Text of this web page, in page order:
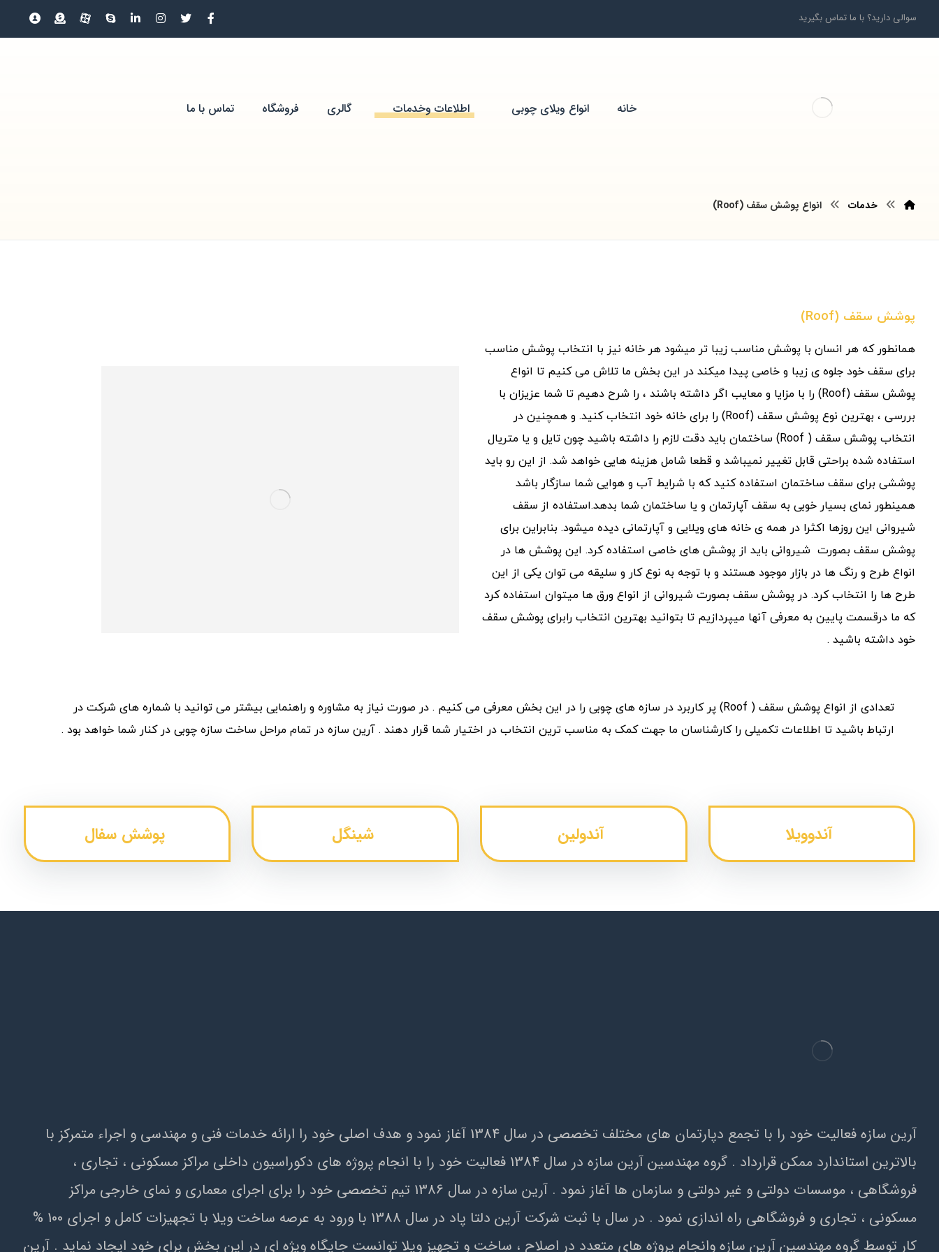
سوالی دارید؟ با ما تماس بگیرید
خانه انواع ویلای چوبی اطلاعات وخدمات گالری فروشگاه تماس با ما
خدمات انواع پوشش سقف (Roof)
پوشش سقف (Roof)
همانطور که هر انسان با پوشش مناسب زیبا تر میشود هر خانه نیز با انتخاب پوشش مناسب
برای سقف خود جلوه ی زیبا و خاصی پیدا میکند در این بخش ما تلاش می کنیم تا انواع
پوشش سقف (Roof) را با مزایا و معایب اگر داشته باشند ، را شرح دهیم تا شما عزیزان با
بررسی ، بهترین نوع پوشش سقف (Roof) را برای خانه خود انتخاب کنید. و همچنین در
انتخاب پوشش سقف ( Roof) ساختمان باید دقت لازم را داشته باشید چون تایل و یا متریال
استفاده شده براحتی قابل تغییر نمیباشد و قطعا شامل هزینه هایی خواهد شد. از این رو باید
پوششی برای سقف ساختمان استفاده کنید که با شرایط آب و هوایی شما سازگار باشد
همینطور نمای بسیار خوبی به سقف آپارتمان و یا ساختمان شما بدهد.استفاده از سقف
شیروانی این روزها اکثرا در همه ی خانه های ویلایی و آپارتمانی دیده میشود. بنابراین برای
پوشش سقف بصورت شیروانی باید از پوشش های خاصی استفاده کرد. این پوشش ها در
انواع طرح و رنگ ها در بازار موجود هستند و با توجه به نوع کار و سلیقه می توان یکی از این
طرح ها را انتخاب کرد. در پوشش سقف بصورت شیروانی از انواع ورق ها میتوان استفاده کرد
که ما درقسمت پایین به معرفی آنها میپردازیم تا بتوانید بهترین انتخاب رابرای پوشش سقف
خود داشته باشید .
تعدادی از انواع پوشش سقف ( Roof) پر کاربرد در سازه های چوبی را در این بخش معرفی می کنیم . در صورت نیاز به مشاوره و راهنمایی بیشتر می توانید با شماره های شرکت در
ارتباط باشید تا اطلاعات تکمیلی را کارشناسان ما جهت کمک به مناسب ترین انتخاب در اختیار شما قرار دهند . آرین سازه در تمام مراحل ساخت سازه چوبی در کنار شما خواهد بود .
آندوویلا آندولین شینگل پوشش سفال
آرين سازه فعاليت خود را با تجمع دپارتمان هاي مختلف تخصصي در سال 1384 آغاز نمود و هدف اصلي خود را ارائه خدمات فني و مهندسي و اجراء متمرکز با
بالاترين استاندارد ممکن قرارداد . گروه مهندسين آرين سازه در سال 1384 فعاليت خود را با انجام پروژه هاي دکوراسيون داخلي مراکز مسکوني ، تجاري ،
فروشگاهي ، موسسات دولتي و غير دولتي و سازمان ها آغاز نمود . آرين سازه در سال 1386 تيم تخصصي خود را براي اجراي معماري و نماي خارجي مراکز
مسکوني ، تجاري و فروشگاهي راه اندازي نمود . در سال با ثبت شرکت آرین دلتا پاد در سال 1388 با ورود به عرصه ساخت ويلا با تجهيزات کامل و اجراي 100 %
کار توسط گروه مهندسين آرين سازه وانجام پروژه هاي متعدد در اصلاح ، ساخت و تجهيز ويلا توانست جايگاه ويژه اي در اين بخش براي خود ايجاد نمايد . آرين